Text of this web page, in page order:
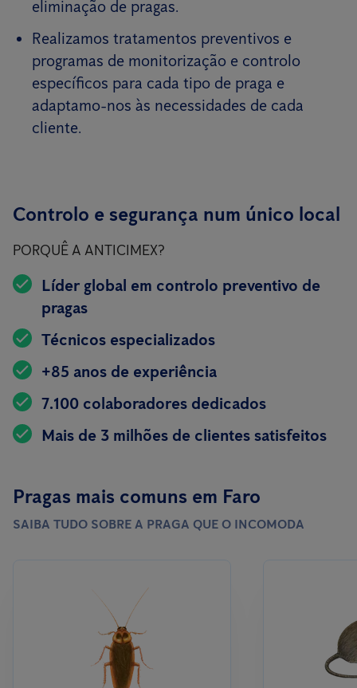
eliminação de pragas.
Realizamos tratamentos preventivos e
programas de monitorização e controlo
específicos para cada tipo de praga e
adaptamo-nos às necessidades de cada
cliente.
Controlo e segurança num único local
PORQUÊ A ANTICIMEX?
Líder global em controlo preventivo de
pragas
Técnicos especializados
+85 anos de experiência
7.100 colaboradores dedicados
Mais de 3 milhões de clientes satisfeitos
Pragas mais comuns em Faro
SAIBA TUDO SOBRE A PRAGA QUE O INCOMODA